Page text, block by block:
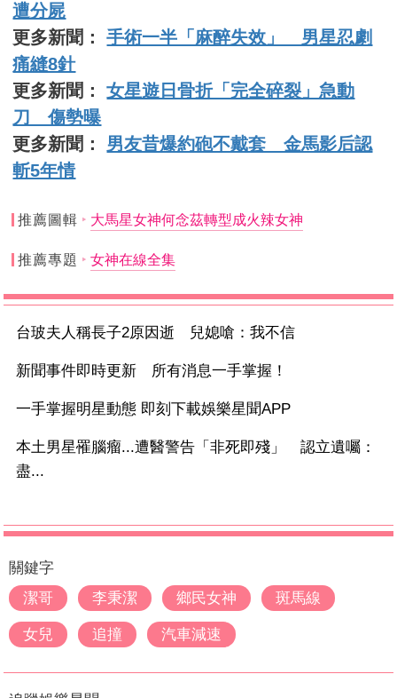
遭分屍
更多新聞：手術一半「麻醉失效」 男星忍劇
痛縫8針
更多新聞：女星遊日骨折「完全碎裂」急動
刀 傷勢曝
更多新聞： 男友昔爆約砲不戴套 金馬影后認
斬5年情
推薦圖輯 大馬星女神何念茲轉型成火辣女神
推薦專題 女神在線全集
台玻夫人稱長子2原因逝 兒媳嗆：我不信
新聞事件即時更新 所有消息一手掌握！
一手掌握明星動態 即刻下載娛樂星聞APP
本土男星罹腦瘤...遭醫警告「非死即殘」 認立遺囑：
盡...
關鍵字
潔哥
李秉潔 鄉民女神 斑馬線
女兒 追撞 汽車減速